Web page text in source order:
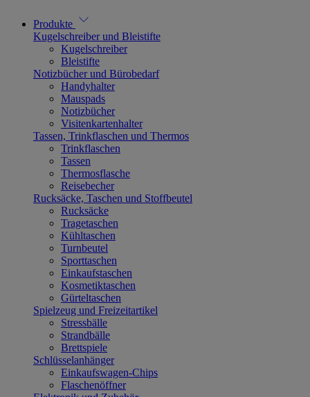
Produkte
Kugelschreiber und Bleistifte
Kugelschreiber
Bleistifte
Notizbücher und Bürobedarf
Handyhalter
Mauspads
Notizbücher
Visitenkartenhalter
Tassen, Trinkflaschen und Thermos
Trinkflaschen
Tassen
Thermosflasche
Reisebecher
Rucksäcke, Taschen und Stoffbeutel
Rucksäcke
Tragetaschen
Kühltaschen
Turnbeutel
Sporttaschen
Einkaufstaschen
Kosmetiktaschen
Gürteltaschen
Spielzeug und Freizeitartikel
Stressbälle
Strandbälle
Brettspiele
Schlüsselanhänger
Einkaufswagen-Chips
Flaschenöffner